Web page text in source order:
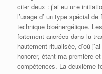
citer deux : j’ai eu une
l’usage d’ un type spécial
technique bioénergétique.
fortement ancrées dans la
hautement ritualisée, d’où
honorer, étant ma première
compétences. La deuxième